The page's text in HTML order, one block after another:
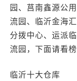
园、莒南鑫源公
流园、临沂金海
分拨中心、运派
流园，下面请看
临沂十大仓库